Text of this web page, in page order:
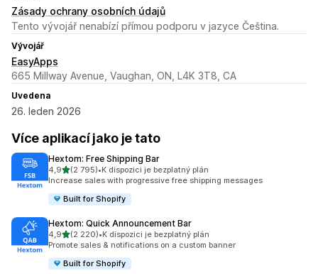
Zásady ochrany osobních údajů
Tento vývojář nenabízí přímou podporu v jazyce Čeština.
Vývojář
EasyApps
665 Millway Avenue, Vaughan, ON, L4K 3T8, CA
Uvedena
26. leden 2026
Více aplikací jako je tato
Hextom: Free Shipping Bar
4,9z 5 hvězd
(2 795)
Celkový počet recenzí: 2795
•K dispozici je bezplatný plán
Increase sales with progressive free shipping messages
Built for Shopify
Hextom: Quick Announcement Bar
4,9z 5 hvězd
(2 220)
Celkový počet recenzí: 2220
•K dispozici je bezplatný plán
Promote sales & notifications on a custom banner
Built for Shopify